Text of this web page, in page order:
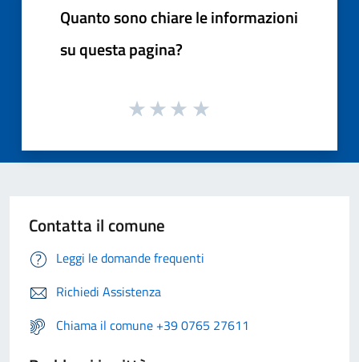
Quanto sono chiare le informazioni
su questa pagina?
Contatta il comune
Leggi le domande frequenti
Richiedi Assistenza
Chiama il comune +39 0765 27611